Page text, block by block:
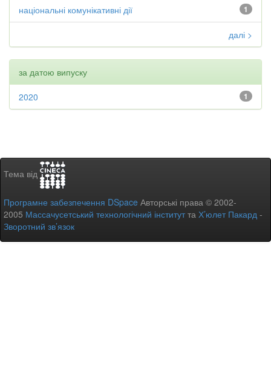
1
національні комунікативні дії
далі >
за датою випуску
1
2020
Тема від
Програмне забезпечення DSpace Авторські права © 2002-
2005 Массачусетський технологічний інститутта Х’юлет Пакард -
Зворотний зв’язок